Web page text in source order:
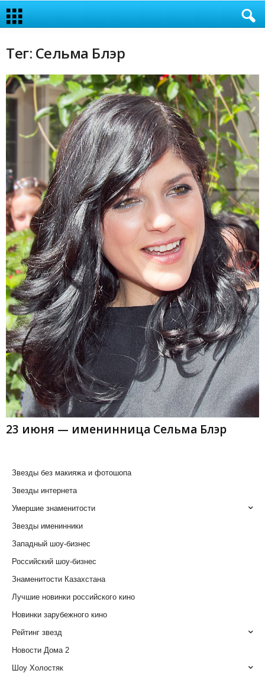
Тег: Сельма Блэр
23 июня — именинница Сельма Блэр
Звезды без макияжа и фотошопа
Звезды интернета
Умершие знаменитости
Звезды именинники
Западный шоу-бизнес
Российский шоу-бизнес
Знаменитости Казахстана
Лучшие новинки российского кино
Новинки зарубежного кино
Рейтинг звезд
Новости Дома 2
Шоу Холостяк